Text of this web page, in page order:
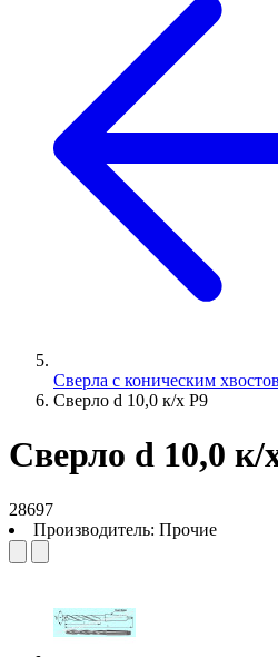
Сверла с коническим
Сверло d 10,0 к/х Р9
Сверло d 10,0 к/
28697
Производитель: Прочие